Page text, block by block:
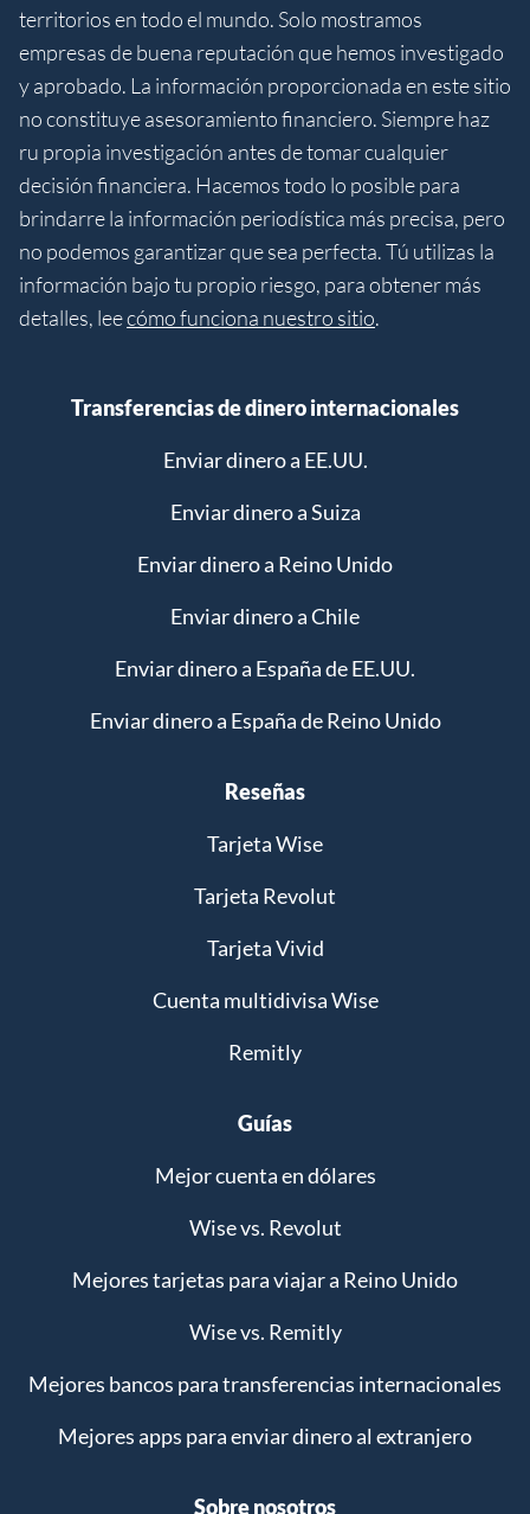
territorios en todo el mundo. Solo mostramos
empresas de buena reputación que hemos investigado
y aprobado. La información proporcionada en este sitio
no constituye asesoramiento financiero. Siempre haz
ru propia investigación antes de tomar cualquier
decisión financiera. Hacemos todo lo posible para
brindarre la información periodística más precisa, pero
no podemos garantizar que sea perfecta. Tú utilizas la
información bajo tu propio riesgo, para obtener más
detalles, leecómo funciona nuestro sitio.
Transferencias de dinero internacionales
Enviar dinero a EE.UU.
Enviar dinero a Suiza
Enviar dinero a Reino Unido
Enviar dinero a Chile
Enviar dinero a España de EE.UU.
Enviar dinero a España de Reino Unido
Reseñas
Tarjeta Wise
Tarjeta Revolut
Tarjeta Vivid
Cuenta multidivisa Wise
Remitly
Guías
Mejor cuenta en dólares
Wise vs. Revolut
Mejores tarjetas para viajar a Reino Unido
Wise vs. Remitly
Mejores bancos para transferencias internacionales
Mejores apps para enviar dinero al extranjero
Sobre nosotros